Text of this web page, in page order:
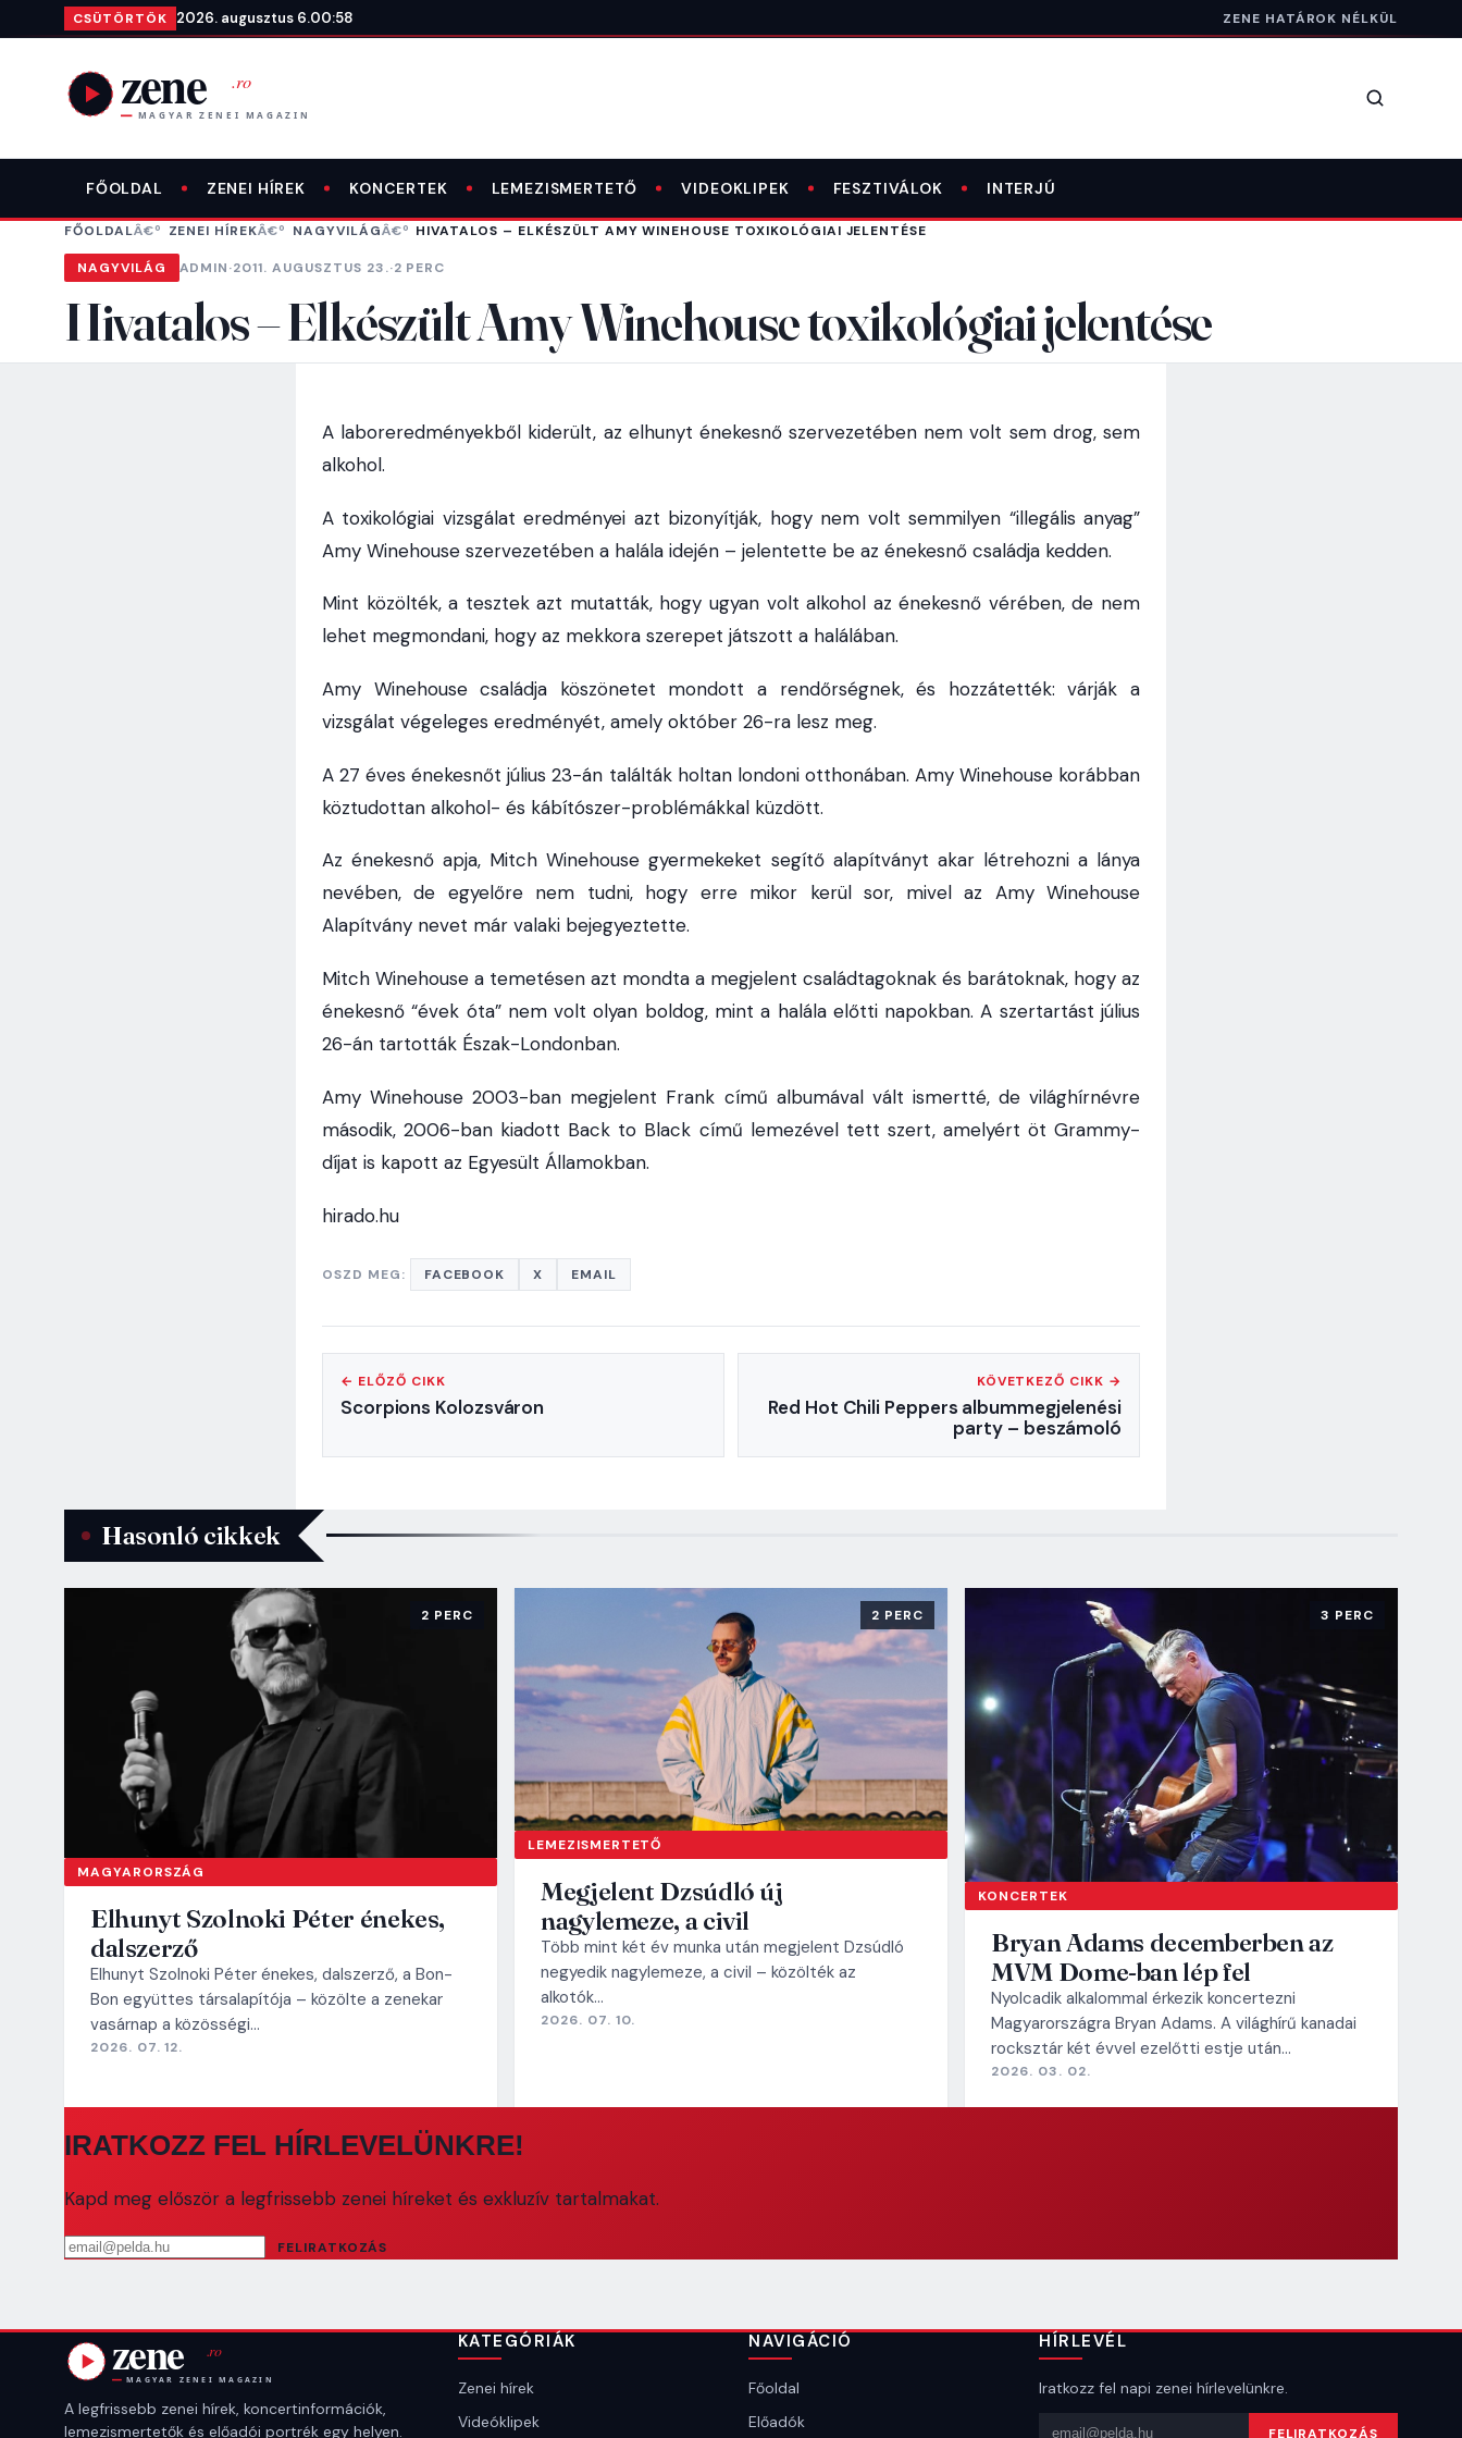
Ugrás a tartalomra
CSÜTÖRTÖK 2026. augusztus 6.00:58 ZENE HATÁROK NÉLKÜL
Keresés
FŐOLDAL ZENEI HÍREK KONCERTEK LEMEZISMERTETŐ VIDEOKLIPEK FESZTIVÁLOK INTERJÚ
FŐOLDAL ZENEI HÍREK NAGYVILÁG HIVATALOS – ELKÉSZÜLT AMY WINEHOUSE TOXIKOLÓGIAI JELENTÉSE
NAGYVILÁG ADMIN·2011. AUGUSZTUS 23.·2 PERC
Hivatalos – Elkészült Amy Winehouse toxikológiai jelentése
A laboreredményekből kiderült, az elhunyt énekesnő szervezetében nem volt sem drog, sem
alkohol.
A toxikológiai vizsgálat eredményei azt bizonyítják, hogy nem volt semmilyen “illegális anyag”
Amy Winehouse szervezetében a halála idején – jelentette be az énekesnő családja kedden.
Mint közölték, a tesztek azt mutatták, hogy ugyan volt alkohol az énekesnő vérében, de nem
lehet megmondani, hogy az mekkora szerepet játszott a halálában.
Amy Winehouse családja köszönetet mondott a rendőrségnek, és hozzátették: várják a
vizsgálat végeleges eredményét, amely október 26-ra lesz meg.
A 27 éves énekesnőt július 23-án találták holtan londoni otthonában. Amy Winehouse korábban
köztudottan alkohol- és kábítószer-problémákkal küzdött.
Az énekesnő apja, Mitch Winehouse gyermekeket segítő alapítványt akar létrehozni a lánya
nevében, de egyelőre nem tudni, hogy erre mikor kerül sor, mivel az Amy Winehouse
Alapítvány nevet már valaki bejegyeztette.
Mitch Winehouse a temetésen azt mondta a megjelent családtagoknak és barátoknak, hogy az
énekesnő “évek óta” nem volt olyan boldog, mint a halála előtti napokban. A szertartást július
26-án tartották Észak-Londonban.
Amy Winehouse 2003-ban megjelent Frank című albumával vált ismertté, de világhírnévre
második, 2006-ban kiadott Back to Black című lemezével tett szert, amelyért öt Grammy-
díjat is kapott az Egyesült Államokban.
hirado.hu
OSZD MEG: FACEBOOK X EMAIL
← ELŐZŐ CIKK
Scorpions Kolozsváron
KÖVETKEZŐ CIKK →
Red Hot Chili Peppers albummegjelenési
party – beszámoló
Hasonló cikkek
MAGYARORSZÁG
2 PERC
Elhunyt Szolnoki Péter énekes,
dalszerző
Elhunyt Szolnoki Péter énekes, dalszerző, a Bon-
Bon együttes társalapítója – közölte a zenekar
vasárnap a közösségi…
2026. 07. 12.
LEMEZISMERTETŐ
2 PERC
Megjelent Dzsúdló új
nagylemeze, a civil
Több mint két év munka után megjelent Dzsúdló
negyedik nagylemeze, a civil – közölték az
alkotók…
2026. 07. 10.
KONCERTEK
3 PERC
Bryan Adams decemberben az
MVM Dome-ban lép fel
Nyolcadik alkalommal érkezik koncertezni
Magyarországra Bryan Adams. A világhírű kanadai
rocksztár két évvel ezelőtti estje után…
2026. 03. 02.
IRATKOZZ FEL HÍRLEVELÜNKRE!
Kapd meg először a legfrissebb zenei híreket és exkluzív tartalmakat.
Email cím
FELIRATKOZÁS
A legfrissebb zenei hírek, koncertinformációk,
lemezismertetők és előadói portrék egy helyen.
KATEGÓRIÁK
Zenei hírek
Videóklipek
NAVIGÁCIÓ
Főoldal
Előadók
HÍRLEVÉL
Iratkozz fel napi zenei hírlevelünkre.
Email cím FELIRATKOZÁS